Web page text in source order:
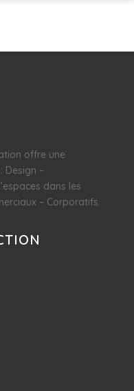
offre une
Design –
dans les
– Corporatifs.